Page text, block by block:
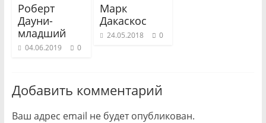
Роберт
Дауни-
младший
04.06.2019 0
Марк
Дакаскос
24.05.2018 0
Добавить комментарий
Ваш адрес email не будет опубликован.